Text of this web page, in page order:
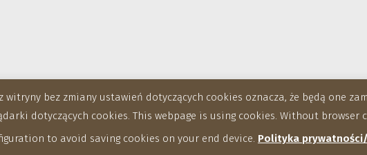
bez zmiany ustawień dotyczących cookies oznacza, że będą one
dotyczących cookies. This webpage is using cookies. Without
to avoid saving cookies on your end device. Polityka